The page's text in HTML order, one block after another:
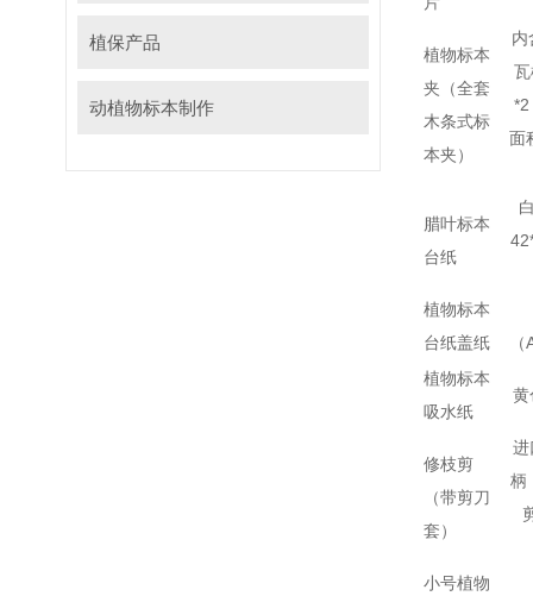
植保产品
动植物标本制作
植物标本
夹（全套
木条式标
本夹）
内
*2
面
腊叶标本
台纸
植物标本
台纸盖纸
植物标本
吸水纸
黄
修枝剪
（带剪刀
套）
进
柄
小号植物